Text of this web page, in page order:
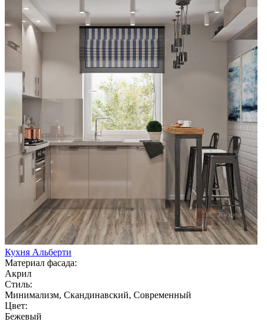
Кухня Альберти
Материал фасада:
Акрил
Стиль:
Минимализм, Скандинавский, Современный
Цвет:
Бежевый